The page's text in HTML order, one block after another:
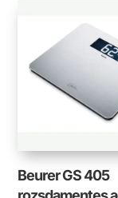
Beurer GS 405